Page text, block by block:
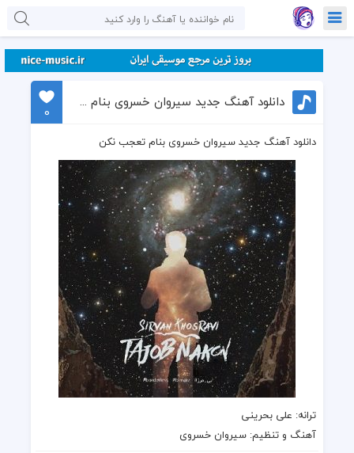
دانلود آهنگ جدید سیروان خسروی بنام تعجب نکن
0
دانلود آهنگ جدید سیروان خسروی بنام تعجب نکن
ترانه: علی بحرینی
آهنگ و تنظیم:سیروان خسروی